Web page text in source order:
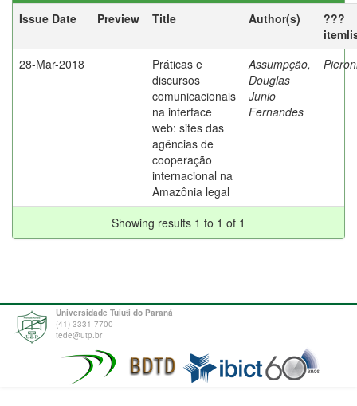
Issue Date
Preview Title Author(s)
???
28-Mar-2018
Práticas e
discursos
comunicacionais
na interface
web: sites das
agências de
cooperação
internacional na
Amazônia legal
Assumpção,
Douglas
Junio
Fernandes
Showing results 1 to 1 of 1
Universidade Tuiuti do Paraná
(41) 3331-7700
tede@utp.br